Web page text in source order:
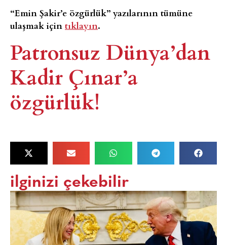
“Emin Şakir’e özgürlük” yazılarının tümüne
ulaşmak için tıklayın.
Patronsuz Dünya’dan
Kadir Çınar’a
özgürlük!​
ilginizi çekebilir